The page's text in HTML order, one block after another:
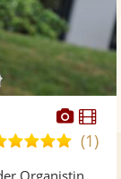
5,0(1)
Organistin